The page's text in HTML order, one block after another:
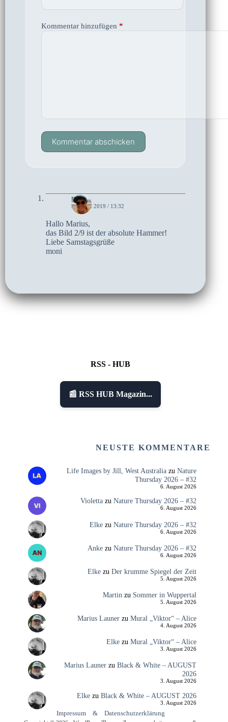
Kommentar hinzufügen *
Kommentar abschicken
moni
20. JULI 2019 / 13:32
Hallo Marius,
das Bild 2/9 ist der absolute Hammer!
Liebe Samstagsgrüße
moni
RSS - HUB
📰 RSS HUB Magazin...
NEUSTE KOMMENTARE
Life Images by Jill, West Australiazu Nature
Thursday 2026 – #32
6. August 2026
Violettazu Nature Thursday 2026 – #32
6. August 2026
Elkezu Nature Thursday 2026 – #32
6. August 2026
Ankezu Nature Thursday 2026 – #32
6. August 2026
Elkezu Der krumme Spiegel der Zeit
5. August 2026
Martin zu Sommer in Wuppertal
5. August 2026
Marius Launerzu Mural „Viktor“ – Alice
4. August 2026
Elkezu Mural „Viktor“ – Alice
3. August 2026
Marius Launerzu Black & White – AUGUST
2026
3. August 2026
Elkezu Black & White – AUGUST 2026
3. August 2026
Impressum & Datenschutzerklärung